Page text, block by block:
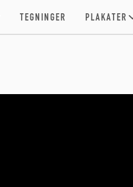
TEGNINGER PLAKATER